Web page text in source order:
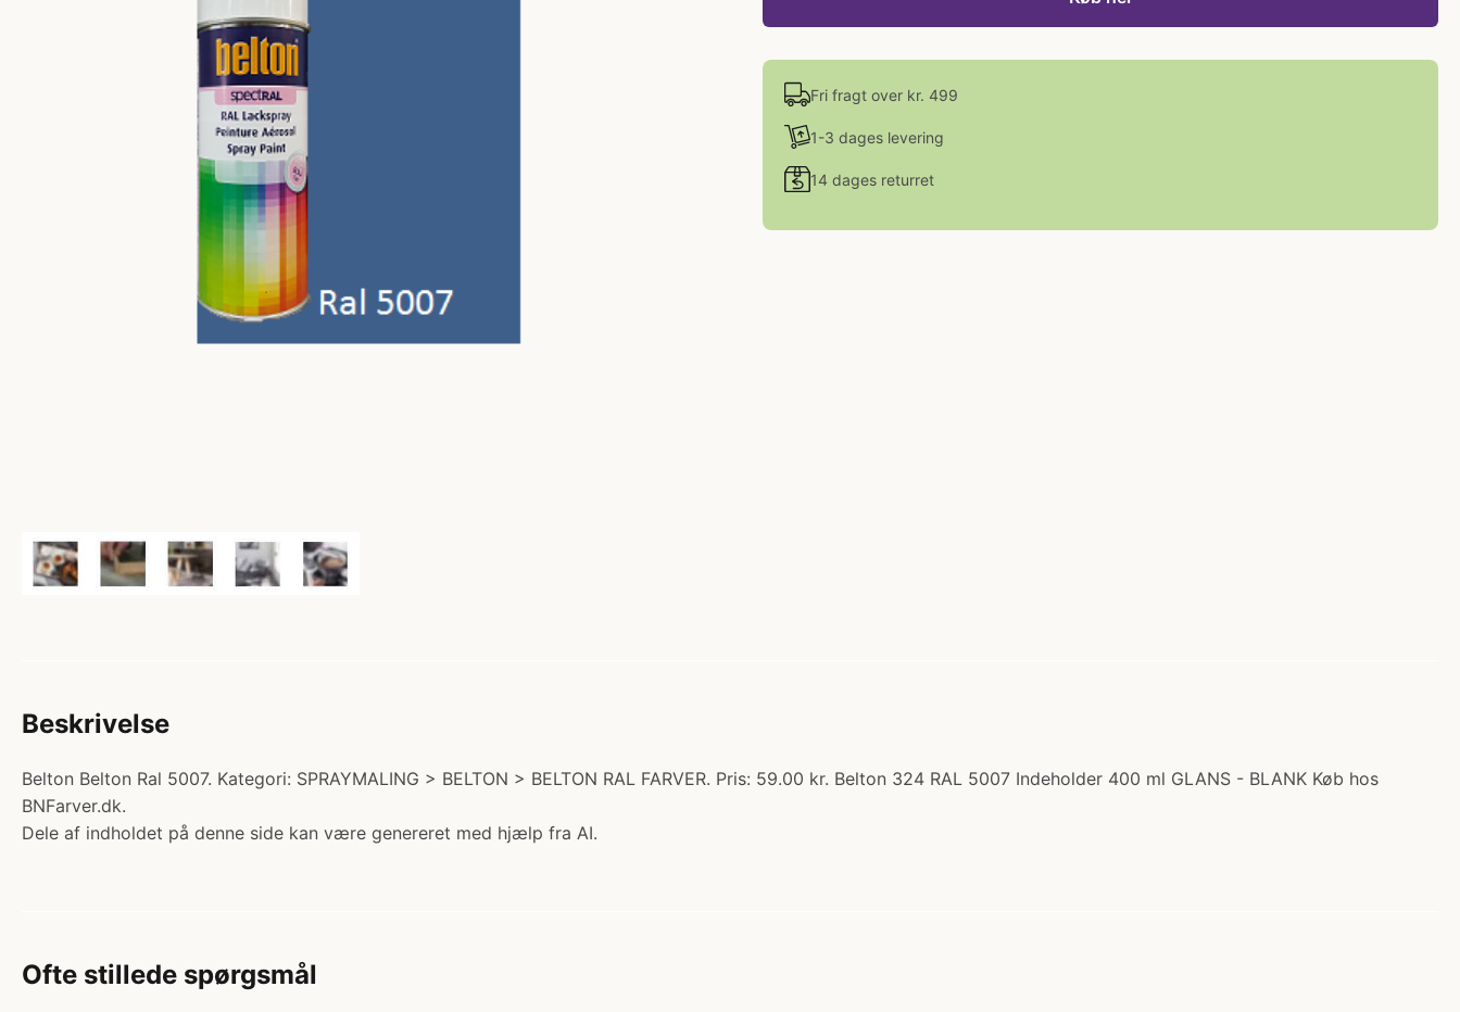
Fri fragt over kr. 499
1-3 dages levering
14 dages returret
Beskrivelse
Belton Belton Ral 5007. Kategori: SPRAYMALING > BELTON > BELTON RAL FARVER. Pris: 59.00 kr. Belton 324 RAL 5007 Indeholder 400 ml GLANS - BLANK Køb hos
BNFarver.dk.
Dele af indholdet på denne side kan være genereret med hjælp fra AI.
Ofte stillede spørgsmål